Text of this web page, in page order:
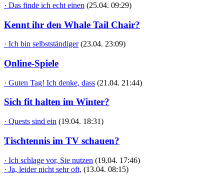
· Das finde ich echt einen (25.04. 09:29)
Kennt ihr den Whale Tail Chair?
· Ich bin selbstständiger (23.04. 23:09)
Online-Spiele
· Guten Tag! Ich denke, dass (21.04. 21:44)
Sich fit halten im Winter?
· Quests sind ein (19.04. 18:31)
Tischtennis im TV schauen?
· Ich schlage vor, Sie nutzen (19.04. 17:46)
· Ja, leider nicht sehr oft, (13.04. 08:15)